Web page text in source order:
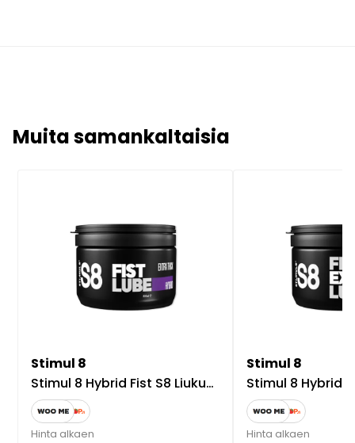
Muita samankaltaisia
Stimul 8
Stimul 8 Hybrid Fist S8 Liukuvoide 500ml
Hinta alkaen
Stimul 8
Stimul 8 Hybrid Extreme
Hinta alkaen